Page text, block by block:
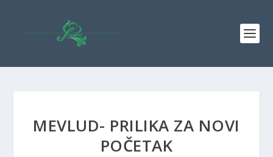
MEVLUD- PRILIKA ZA NOVI
POČETAK